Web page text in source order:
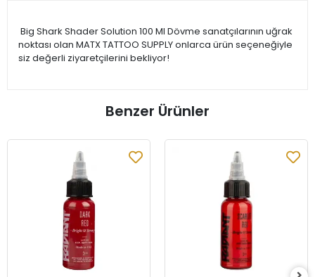
Big Shark Shader Solution 100 Ml Dövme sanatçılarının uğrak
noktası olan MATX TATTOO SUPPLY onlarca ürün seçeneğiyle
siz değerli ziyaretçilerini bekliyor!
Benzer Ürünler